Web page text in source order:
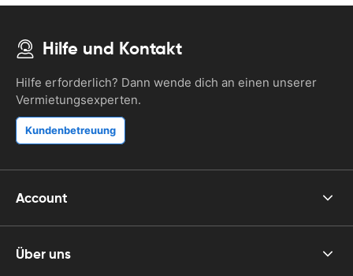
Hilfe und Kontakt
Hilfe erforderlich? Dann wende dich an einen unserer
Vermietungsexperten.
Kundenbetreuung
Account
Über uns